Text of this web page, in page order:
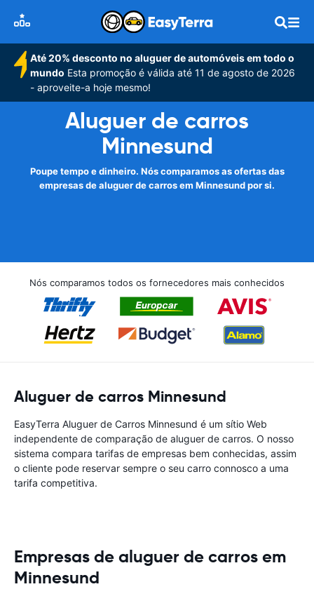
Até 20% desconto no aluguer de automóveis em todo o
mundo Esta promoção é válida até 11 de agosto de 2026
- aproveite-a hoje mesmo!
Aluguer de carros
Minnesund
Poupe tempo e dinheiro. Nós comparamos as ofertas das
empresas de aluguer de carros em Minnesund por si.
Nós comparamos todos os fornecedores mais conhecidos
Aluguer de carros Minnesund
EasyTerra Aluguer de Carros Minnesund é um sítio Web
independente de comparação de aluguer de carros. O nosso
sistema compara tarifas de empresas bem conhecidas, assim
o cliente pode reservar sempre o seu carro connosco a uma
tarifa competitiva.
Empresas de aluguer de carros em
Minnesund